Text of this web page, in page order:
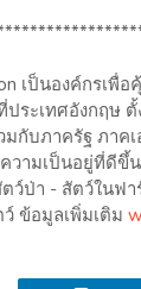
เป็นองค์กรเพื่
ระเทศอังกฤษ
กับภาครัฐ ภาค
ามเป็นอยู่ที่ดีขึ้
ป่า - สัตว์ในฟ
ข้อมูลเพิ่มเติม